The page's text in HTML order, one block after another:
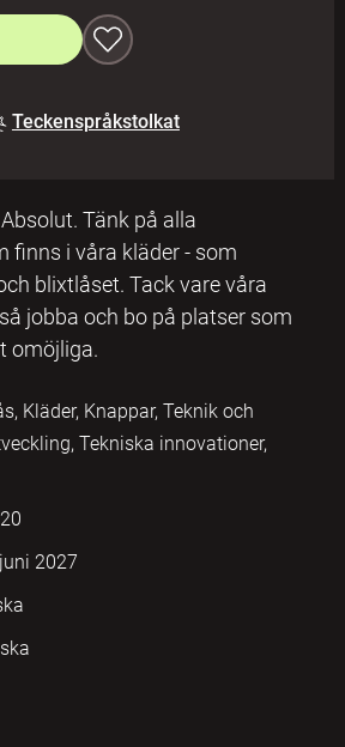
Teckenspråkstolkat
Tänk på alla
finns i våra kläder - som
blixtlåset. Tack vare våra
jobba och bo på platser som
omöjliga.
Kläder, Knappar, Teknik och
Tekniska innovationer,
2027